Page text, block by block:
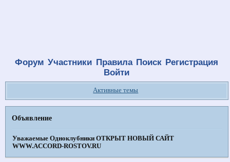
Форум Участники Правила Поиск Регистрация
Войти
Активные темы
Объявление
Уважаемые Одноклубники ОТКРЫТ НОВЫЙ САЙТ
WWW.ACCORD-ROSTOV.RU